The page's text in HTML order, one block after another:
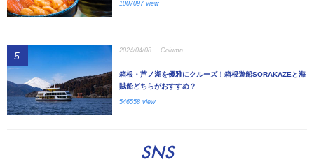
1007097 view
5 2024/04/08 Column
箱根・芦ノ湖を優雅にクルーズ！箱根遊船SORAKAZEと海
賊船どちらがおすすめ？
546558 view
SNS